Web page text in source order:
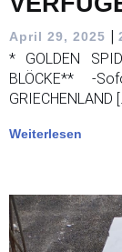
April 29, 2025 |
* GOLDEN
BLÖCKE** -
GRIECHENLAND
Weiterlesen